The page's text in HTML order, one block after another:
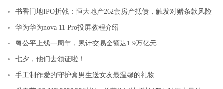
书香门地IPO折戟：恒大地产262套房产抵债，触发对赌条款风险
华为华为nova 11 Pro投屏教程介绍
粤公平上线一周年，累计交易金额达1.9万亿元
七夕，他们去领证啦！
手工制作爱的守护盒男生送女友最温馨的礼物